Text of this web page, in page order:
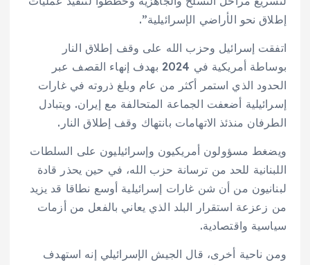
إطلاق نحو الأراضي الإسرائيلية”.
اتفقت إسرائيل وحزب الله على وقف إطلاق النار
بوساطة أمريكية في 2024 بهدف إنهاء القصف عبر
الحدود الذي استمر أكثر من عام وبلغ ذروته في غارات
إسرائيلية أضعفت الجماعة المتحالفة مع إيران. ويتبادل
الطرفان منذئذ الاتهامات بانتهاك وقف إطلاق النار.
ويضغط مسؤولون أمريكيون وإسرائيليون على السلطات
اللبنانية للحد من ترسانة حزب الله، في حين يحذر قادة
لبنانيون من أن شن غارات إسرائيلية أوسع نطاقا قد يزيد
من زعزعة استقرار البلد الذي يعاني بالفعل من أزمات
سياسية واقتصادية.
ومن ناحية أخرى، قال الجيش الإسرائيلي إنه استهدف